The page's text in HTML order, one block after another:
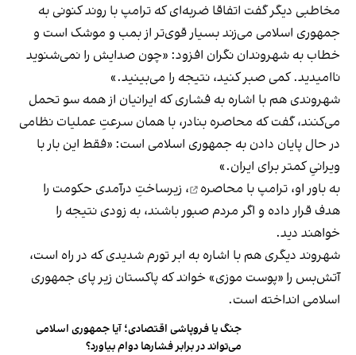
مخاطبی دیگر گفت اتفاقا ضربه‌ای که ترامپ با روند کنونی به
جمهوری اسلامی می‌زند بسیار قوی‌تر از بمب و موشک است و
خطاب به شهروندان نگران افزود: «چون صدایش را نمی‌شنوید
ناامیدید. کمی صبر کنید، نتیجه را می‌بینید.»
شهروندی هم با اشاره به فشاری که ایرانیان از همه سو تحمل
می‌کنند، گفت که محاصره بنادر، با همان سرعتِ عملیات نظامی
در حال پایان دادن به جمهوری اسلامی است: «فقط این بار با
ویرانیِ کمتر برای ایران.»
به باور او، ترامپ با محاصره
، زیرساختِ درآمدی حکومت را
هدف قرار داده و اگر مردم صبور باشند، به زودی نتیجه را
خواهند دید.
شهروند دیگری هم با اشاره به ابر تورم شدیدی که در راه است،
آتش‌بس را «پوست موزی» خواند که پاکستان زیر پای جمهوری
اسلامی انداخته است.
جنگ یا فروپاشی اقتصادی؛ آیا جمهوری اسلامی
می‌تواند در برابر فشارها دوام بیاورد؟